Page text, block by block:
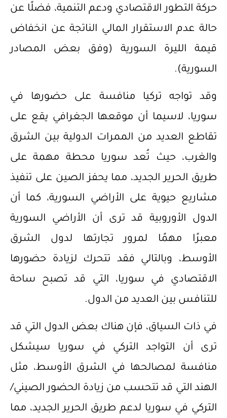
حركة التطور الاقتصادي ودعم التنمية، فضلًا عن
حالة عدم الاستقرار المالي الناتجة عن انخفاض
قيمة الليرة السورية (وفق بعض المصادر
السورية).
وقد تواجه تركيا منافسة على حضورها في
سوريا، لاسيما أن موقعها الجغرافي يقع على
تقاطع العديد من الممرات الدولية بين الشرق
والغرب، حيث تُعد سوريا محطة مهمة على
طريق الحرير الجديد، مما يحفز الصين على تنفيذ
مشاريع حيوية على الأراضي السورية، كما أن
الدول الأوروبية قد ترى أن الأراضي السورية
معبرًا مهمًا لمرور تجارتها لدول الشرق
الأوسط، وبالتالي فقد تتحرك لزيادة حضورها
الاقتصادي في سوريا، التي قد تصبح ساحة
للتنافس بين العديد من الدول.
في ذات السياق، فإن هناك بعض الدول التي قد
ترى أن التواجد التركي في سوريا سيشكل
منافسة لمصالحها في الشرق الأوسط، مثل
الهند التي قد تتحسب من زيادة الحضور الصيني/
التركي في سوريا لدعم طريق الحرير الجديد، مما